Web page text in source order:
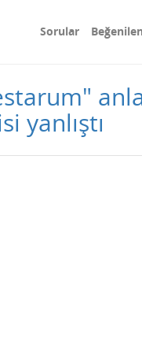
Sorular
yanlıştı